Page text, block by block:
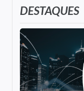
DESTAQUES